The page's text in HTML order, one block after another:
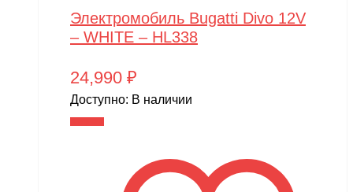
Электромобиль Bugatti Divo 12V
– WHITE – HL338
24,990 ₽
Доступно: В наличии